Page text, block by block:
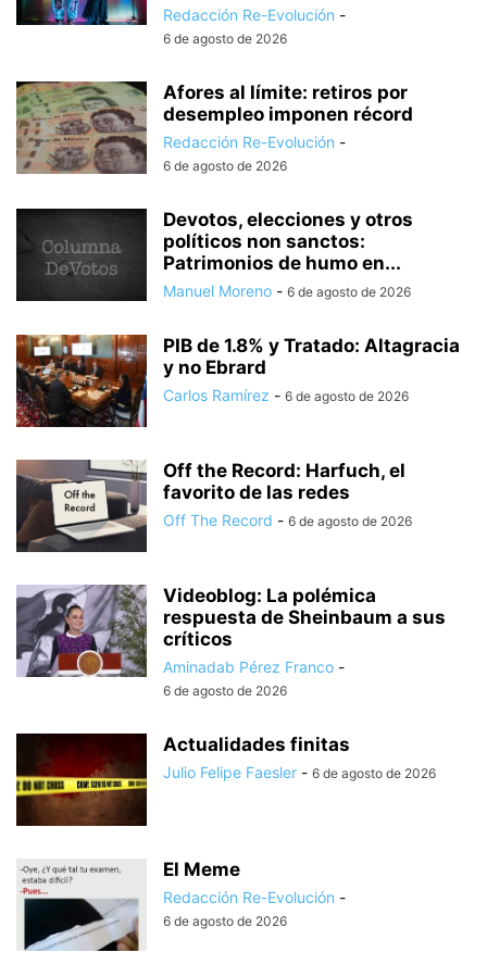
Redacción Re-Evolución -
6 de agosto de 2026
Afores al límite: retiros por
desempleo imponen récord
Redacción Re-Evolución -
6 de agosto de 2026
Devotos, elecciones y otros
políticos non sanctos:
Patrimonios de humo en...
Manuel Moreno - 6 de agosto de 2026
PIB de 1.8% y Tratado: Altagracia
y no Ebrard
Carlos Ramírez - 6 de agosto de 2026
Off the Record: Harfuch, el
favorito de las redes
Off The Record - 6 de agosto de 2026
Videoblog: La polémica
respuesta de Sheinbaum a sus
críticos
Aminadab Pérez Franco -
6 de agosto de 2026
Actualidades finitas
Julio Felipe Faesler - 6 de agosto de 2026
El Meme
Redacción Re-Evolución -
6 de agosto de 2026